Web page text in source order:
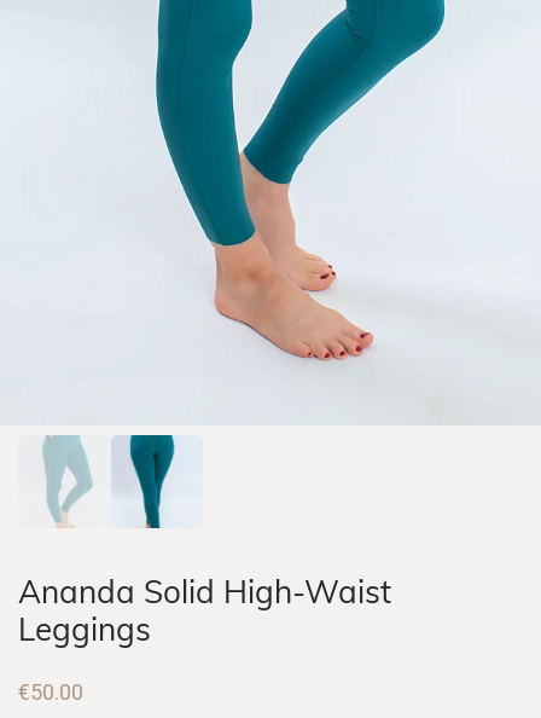
Ananda Solid High-Waist
Leggings
€50.00